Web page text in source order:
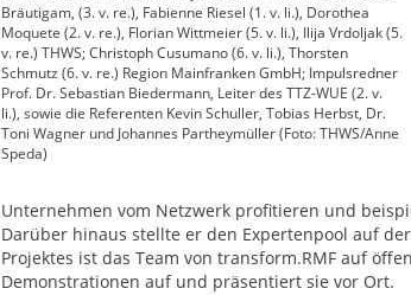
Bräutigam, (3. v. re.), Fabienne Riesel (1. v. li.), Dorothea
Moquete (2. v. re.), Florian Wittmeier (5. v. li.), Ilija Vrdoljak (5.
v. re.) THWS; Christoph Cusumano (6. v. li.), Thorsten
Schmutz (6. v. re.) Region Mainfranken GmbH; Impulsredner
Prof. Dr. Sebastian Biedermann, Leiter des TTZ-WUE (2. v.
li.), sowie die Referenten Kevin Schuller, Tobias Herbst, Dr.
Toni Wagner und Johannes Partheymüller (Foto: THWS/Anne
Speda)
Unternehmen vom Netzwerk profitieren und
Darüber hinaus stellte er den Expertenpool auf
Projektes ist das Team von transform.RMF auf
Demonstrationen auf und präsentiert sie vor Ort.